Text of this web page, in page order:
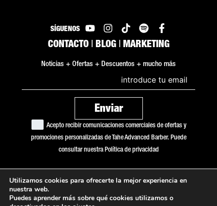
SÍGUENOS
CONTACTO| BLOG| MARKETING
Noticias + Ofertas + Descuentos + mucho más
Acepto recibir comunicaciones comerciales de ofertas y
promociones personalizadas de Tahe Advanced Barber. Puede
consultar nuestra Política de privacidad
Copyright © 2026 Tahe Advanced Barber
Política de cookies
Utilizamos cookies para ofrecerte la mejor experiencia en
nuestra web.
Puedes aprender más sobre qué cookies utilizamos o